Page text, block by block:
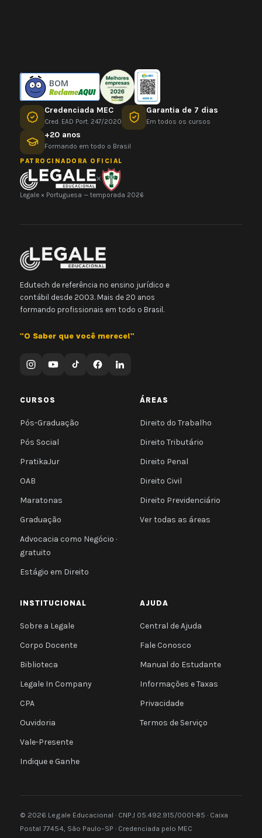
BOM
Credenciada MEC
Cred. EAD Port. 247/2020
Garantia de 7 dias
Em todos os cursos
+20 anos
Formando em todo o Brasil
PATROCINADORA OFICIAL
×
Legale × Portuguesa — temporada 2026
Edutech de referência no ensino jurídico e
contábil desde 2003. Mais de 20 anos
formando profissionais em todo o Brasil.
"O Saber que você merece!"
CURSOS
Pós-Graduação
Pós Social
PratikaJur
OAB
Maratonas
Graduação
Advocacia como Negócio ·
gratuito
Estágio em Direito
ÁREAS
Direito do Trabalho
Direito Tributário
Direito Penal
Direito Civil
Direito Previdenciário
Ver todas as áreas
INSTITUCIONAL
Sobre a Legale
Corpo Docente
Biblioteca
Legale In Company
CPA
Ouvidoria
Vale-Presente
Indique e Ganhe
AJUDA
Central de Ajuda
Fale Conosco
Manual do Estudante
Informações e Taxas
Privacidade
Termos de Serviço
© 2026 Legale Educacional · CNPJ 05.492.915/0001-85 · Caixa
Postal 77454, São Paulo–SP · Credenciada pelo MEC